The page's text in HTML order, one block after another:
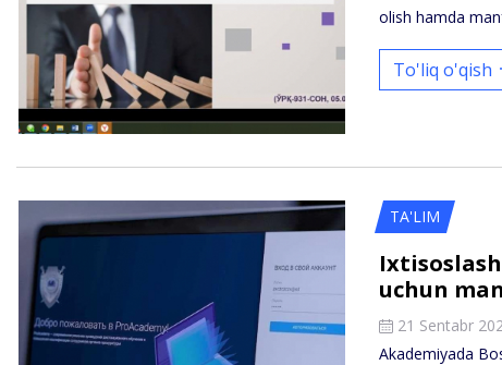
olish hamda
To'liq o'qish
TA'LIM
uchun
21 Sentabr
Akademiyada